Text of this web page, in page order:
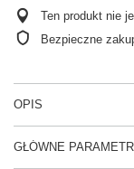
Ten produkt nie
Bezpieczne
OPIS
GŁÓWNE